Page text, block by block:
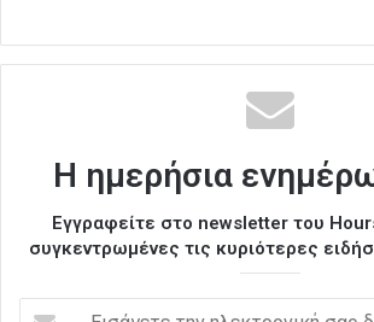
Η ημερήσια
Εγγραφείτε στο newsletter του
συγκεντρωμένες τις κυριότερες